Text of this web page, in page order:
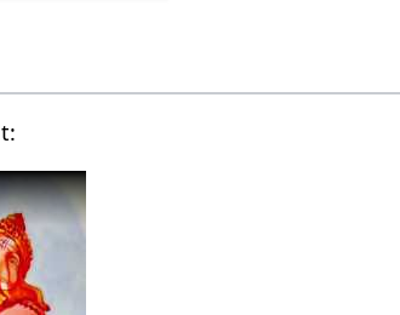
Hier findest du ein Vortragsvideo über Ungewollt‏‎: